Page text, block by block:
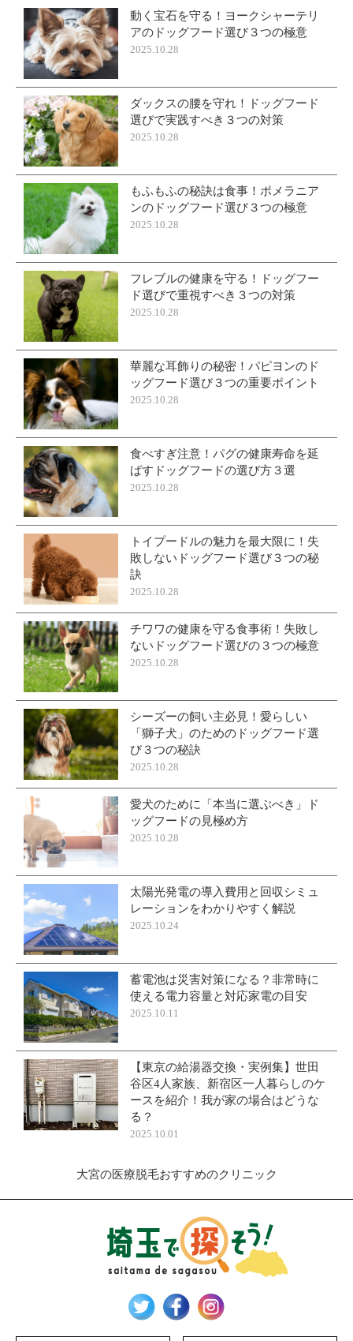
動く宝石を守る！ヨークシャーテリ
アのドッグフード選び３つの極意
2025.10.28
ダックスの腰を守れ！ドッグフード
選びで実践すべき３つの対策
2025.10.28
もふもふの秘訣は食事！ポメラニア
ンのドッグフード選び３つの極意
2025.10.28
フレブルの健康を守る！ドッグフー
ド選びで重視すべき３つの対策
2025.10.28
華麗な耳飾りの秘密！パピヨンのド
ッグフード選び３つの重要ポイント
2025.10.28
食べすぎ注意！パグの健康寿命を延
ばすドッグフードの選び方３選
2025.10.28
トイプードルの魅力を最大限に！失
敗しないドッグフード選び３つの秘
訣
2025.10.28
チワワの健康を守る食事術！失敗し
ないドッグフード選びの３つの極意
2025.10.28
シーズーの飼い主必見！愛らしい
「獅子犬」のためのドッグフード選
び３つの秘訣
2025.10.28
愛犬のために「本当に選ぶべき」ド
ッグフードの見極め方
2025.10.28
太陽光発電の導入費用と回収シミュ
レーションをわかりやすく解説
2025.10.24
蓄電池は災害対策になる？非常時に
使える電力容量と対応家電の目安
2025.10.11
【東京の給湯器交換・実例集】世田
谷区4人家族、新宿区一人暮らしのケ
ースを紹介！我が家の場合はどうな
る？
2025.10.01
大宮の医療脱毛おすすめのクリニック